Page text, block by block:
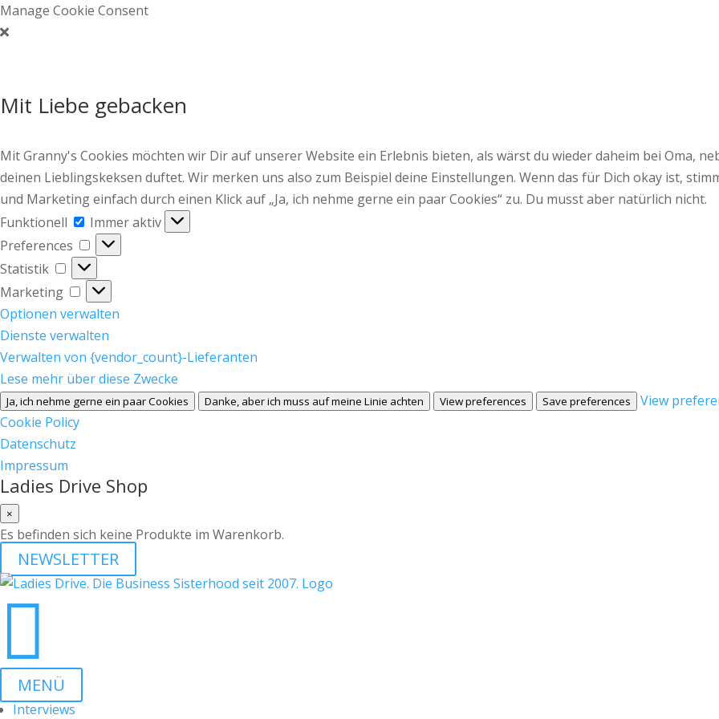
Manage Cookie Consent
Mit Liebe gebacken
Mit Granny's Cookies möchten wir Dir auf unserer Website ein Erlebnis bieten, als wärst du wieder daheim bei Oma,
deinen Lieblingskeksen duftet. Wir merken uns also zum Beispiel deine Einstellungen. Wenn das für Dich okay ist,
und Marketing einfach durch einen Klick auf „Ja, ich nehme gerne ein paar Cookies“ zu. Du musst aber natürlich nicht.
Funktionell
Funktionell
Immer aktiv
Preferences
Preferences
Statistik
Statistik
Marketing
Marketing
Optionen verwalten
Dienste verwalten
Verwalten von {vendor_count}-Lieferanten
Lese mehr über diese Zwecke
Ja, ich nehme gerne ein paar Cookies Danke, aber ich muss auf meine Linie achten View preferences Save preferences
View
Cookie Policy
Datenschutz
Impressum
Ladies Drive Shop
×
Es befinden sich keine Produkte im Warenkorb.
NEWSLETTER

MENÜ
Interviews